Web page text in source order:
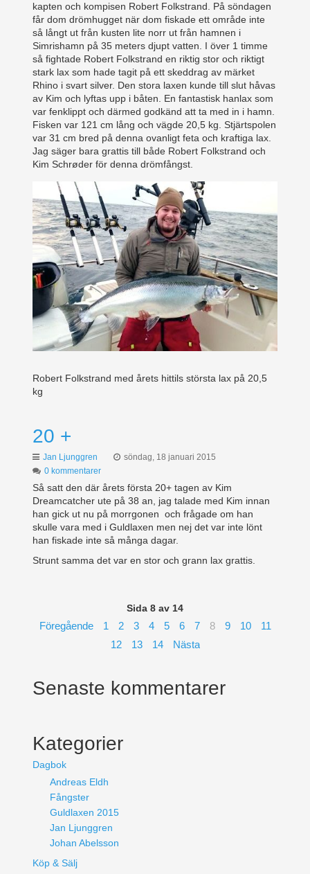
kapten och kompisen Robert Folkstrand. På söndagen
får dom drömhugget när dom fiskade ett område inte
så långt ut från kusten lite norr ut från hamnen i
Simrishamn på 35 meters djupt vatten. I över 1 timme
så fightade Robert Folkstrand en riktig stor och riktigt
stark lax som hade tagit på ett skeddrag av märket
Rhino i svart silver. Den stora laxen kunde till slut håvas
av Kim och lyftas upp i båten. En fantastisk hanlax som
var fenklippt och därmed godkänd att ta med in i hamn.
Fisken var 121 cm lång och vägde 20,5 kg. Stjärtspolen
var 31 cm bred på denna ovanligt feta och kraftiga lax.
Jag säger bara grattis till både Robert Folkstrand och
Kim Schrøder för denna drömfångst.
Robert Folkstrand med årets hittils största lax på 20,5
kg
20 +
Jan Ljunggren
söndag, 18 januari 2015
0 kommentarer
Så satt den där årets första 20+ tagen av Kim
Dreamcatcher ute på 38 an, jag talade med Kim innan
han gick ut nu på morrgonen och frågade om han
skulle vara med i Guldlaxen men nej det var inte lönt
han fiskade inte så många dagar.
Strunt samma det var en stor och grann lax grattis.
Sida 8 av 14
Föregående 1 2 3 4 5 6 7 8 9 10
11
12
13 14 Nästa
Senaste kommentarer
Kategorier
Dagbok
Andreas Eldh
Fångster
Guldlaxen 2015
Jan Ljunggren
Johan Abelsson
Köp & Sälj